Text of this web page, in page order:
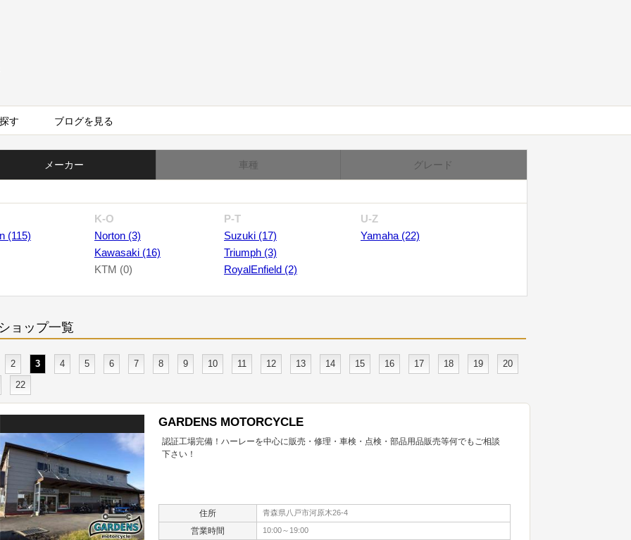
す ブログを見る
メーカー 車種 グレード
(115)
K-O
Norton (3)
Kawasaki (16)
KTM (0)
P-T
Suzuki (17)
Triumph (3)
RoyalEnfield (2)
U-Z
Yamaha (22)
ショップ一覧
2 3 4 5 6 7 8 9 10 11 12 13 14 15 16 17 18 19
20
22
GARDENS MOTORCYCLE
認証工場完備！ハーレーを中心に販売・修理・車検・点検・部品用品販売等何でもご相談
下さい！
住所 青森県八戸市河原木26-4
営業時間 10:00～19:00